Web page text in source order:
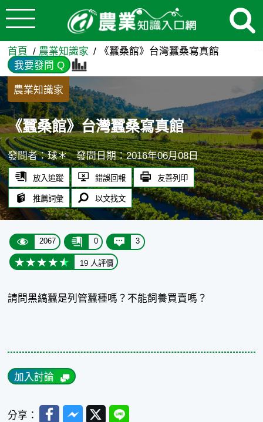
跳到主要內容
《蠶桑館》台灣蠶桑寫真館 -
首頁 農業知識家
《蠶桑館》台灣蠶桑寫真館
我要發問 Q
農業知識家
《蠶桑館》台灣蠶桑寫真館
發問者：球＊ 發問日期：2016年06月08日
放入追蹤 錯誤回報 友善列印
推薦詞彙 以文找文
2067 0 3
19 人評價
請問黑縞蠶是列管蠶種嗎？不能飼養買賣嗎？
加入討論
分享： FacebookMessenger
TwitterLine